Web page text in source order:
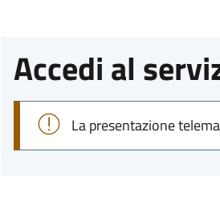
Accedi al
La presentazione